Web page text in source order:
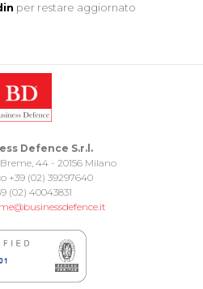
per restare aggiornato
Defence S.r.l.
44 - 20156 Milano
+39 (02) 39297640
(02) 40043831